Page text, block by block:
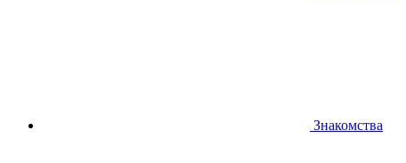
Знакомства